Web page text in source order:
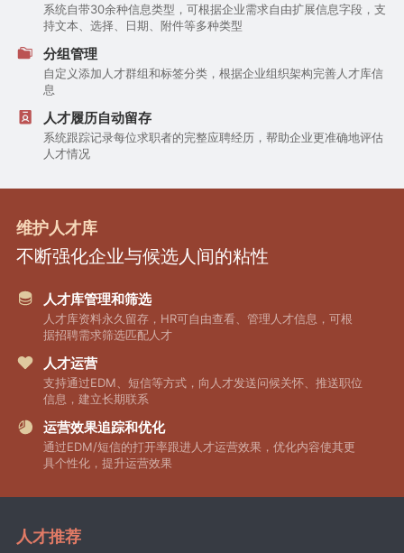
系统自带30余种信息类型，可根据企业需求自由扩展信息字段，支
持文本、选择、日期、附件等多种类型
分组管理
自定义添加人才群组和标签分类，根据企业组织架构完善人才库信
息
人才履历自动留存
系统跟踪记录每位求职者的完整应聘经历，帮助企业更准确地评估
人才情况
维护人才库
不断强化企业与候选人间的粘性
人才库管理和筛选
人才库资料永久留存，HR可自由查看、管理人才信息，可根
据招聘需求筛选匹配人才
人才运营
支持通过EDM、短信等方式，向人才发送问候关怀、推送职位
信息，建立长期联系
运营效果追踪和优化
通过EDM/短信的打开率跟进人才运营效果，优化内容使其更
具个性化，提升运营效果
人才推荐